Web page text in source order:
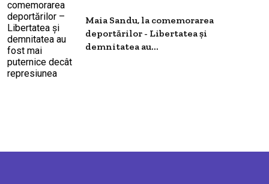
Maia Sandu, la comemorarea
deportărilor - Libertatea și
demnitatea au...